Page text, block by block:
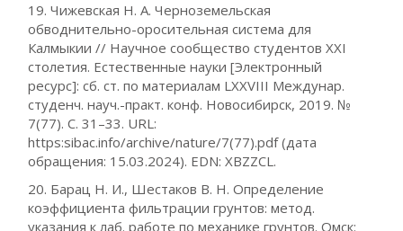
19. Чижевская Н. А. Черноземельская
обводнительно-оросительная система для
Калмыкии // Научное сообщество студентов XXI
столетия. Естественные науки [Электронный
ресурс]: сб. ст. по материалам LXXVIII Междунар.
студенч. науч.-практ. конф. Новосибирск, 2019. №
7(77). C. 31–33. URL:
https:sibac.info/archive/nature/7(77).pdf (дата
обращения: 15.03.2024). EDN: XBZZCL.
20. Барац Н. И., Шестаков В. Н. Определение
коэффициента фильтрации грунтов: метод.
указания к лаб. работе по механике грунтов. Омск: